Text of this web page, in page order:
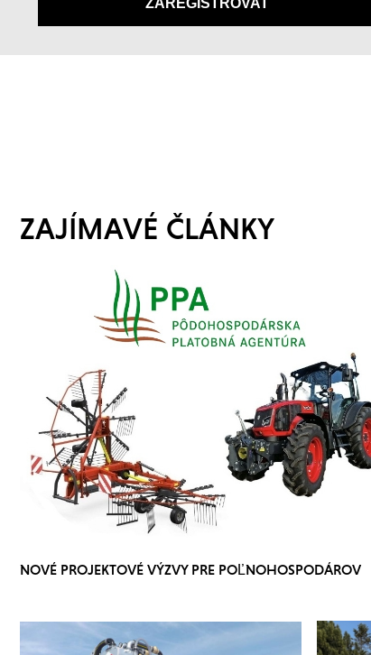
ZAJÍMAVÉ ČLÁNKY
NOVÉ PROJEKTOVÉ VÝZVY PRE POĽNOHOSPODÁROV